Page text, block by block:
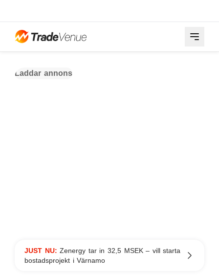
Laddar annons
JUST NU:Zenergy tar in 32,5 MSEK – vill starta
bostadsprojekt i Värnamo